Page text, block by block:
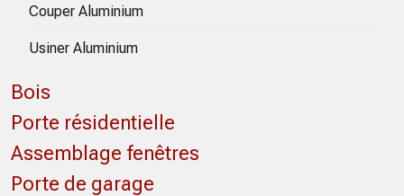
Couper Aluminium
Usiner Aluminium
Bois
Porte résidentielle
Assemblage fenêtres
Porte de garage